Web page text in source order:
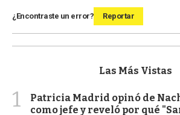
¿Encontraste un error? Reportar
Las Más Vistas
1
Patricia Madrid opinó de
como jefe y reveló por qué